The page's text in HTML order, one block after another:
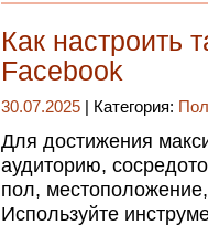
Как настроить
Facebook
30.07.2025 | Категория:
Для достижения
аудиторию,
пол,
Используйте